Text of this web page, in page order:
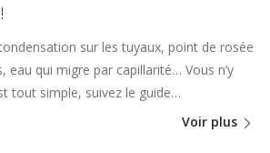
sur les tuyaux, point de rosée
eau qui migre par capillarité… Vous n’y
tout simple, suivez le guide…
Voir plus